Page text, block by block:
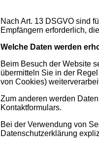
Nach Art. 13 DSGVO sind
Empfängern erforderlich,
Welche Daten werden
Beim Besuch der Website
übermitteln Sie in der
von Cookies)
Zum anderen werden
Kontaktformulars.
Bei der Verwendung von
Datenschutzerklärung